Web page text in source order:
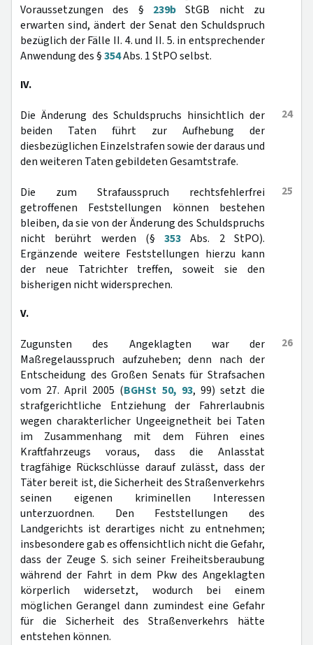
Voraussetzungen des § 239b StGB nicht zu
erwarten sind, ändert der Senat den Schuldspruch
bezüglich der Fälle II. 4. und II. 5. in entsprechender
Anwendung des §354Abs. 1 StPO selbst.
IV.
24
Die Änderung des Schuldspruchs hinsichtlich der
beiden Taten führt zur Aufhebung der
diesbezüglichen Einzelstrafen sowie der daraus und
den weiteren Taten gebildeten Gesamtstrafe.
25
Die zum Strafausspruch rechtsfehlerfrei
getroffenen Feststellungen können bestehen
bleiben, da sie von der Änderung des Schuldspruchs
nicht berührt werden (§353 Abs. 2 StPO).
Ergänzende weitere Feststellungen hierzu kann
der neue Tatrichter treffen, soweit sie den
bisherigen nicht widersprechen.
V.
26
Zugunsten des Angeklagten war der
Maßregelausspruch aufzuheben; denn nach der
Entscheidung des Großen Senats für Strafsachen
vom 27. April 2005 (BGHSt 50, 93, 99) setzt die
strafgerichtliche Entziehung der Fahrerlaubnis
wegen charakterlicher Ungeeignetheit bei Taten
im Zusammenhang mit dem Führen eines
Kraftfahrzeugs voraus, dass die Anlasstat
tragfähige Rückschlüsse darauf zulässt, dass der
Täter bereit ist, die Sicherheit des Straßenverkehrs
seinen eigenen kriminellen Interessen
unterzuordnen. Den Feststellungen des
Landgerichts ist derartiges nicht zu entnehmen;
insbesondere gab es offensichtlich nicht die Gefahr,
dass der Zeuge S. sich seiner Freiheitsberaubung
während der Fahrt in dem Pkw des Angeklagten
körperlich widersetzt, wodurch bei einem
möglichen Gerangel dann zumindest eine Gefahr
für die Sicherheit des Straßenverkehrs hätte
entstehen können.